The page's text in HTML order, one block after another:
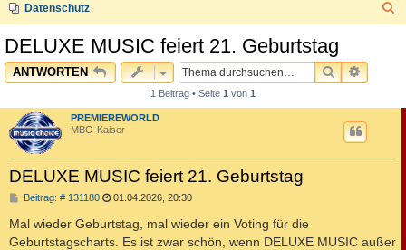
Datenschutz
DELUXE MUSIC feiert 21. Geburtstag
ANTWORTEN SUCHE
1 Beitrag • Seite 1 von 1
PREMIEREWORLD
MBO-Kaiser
DELUXE MUSIC feiert 21. Geburtstag
Beitrag: # 131180B
i
t
r
01.04.2026, 20:30
Mal wieder Geburtstag, mal wieder ein Voting für die
Geburtstagscharts. Es ist zwar schön, wenn DELUXE MUSIC außer